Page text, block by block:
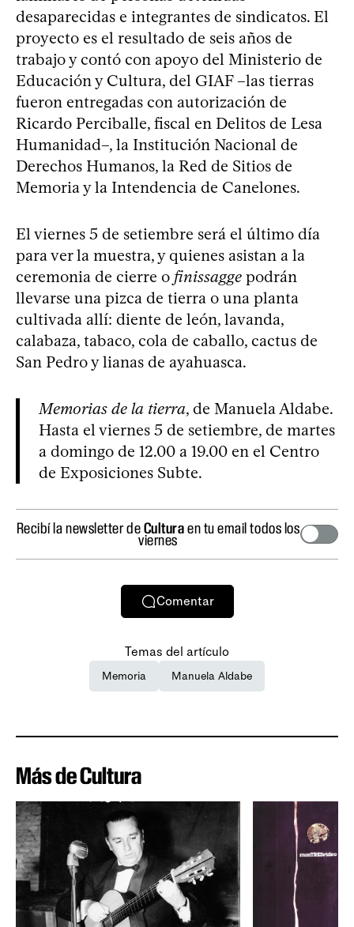
desaparecidas e integrantes de sindicatos. El
proyecto es el resultado de seis años de
trabajo y contó con apoyo del Ministerio de
Educación y Cultura, del GIAF –las tierras
fueron entregadas con autorización de
Ricardo Perciballe, fiscal en Delitos de Lesa
Humanidad–, la Institución Nacional de
Derechos Humanos, la Red de Sitios de
Memoria y la Intendencia de Canelones.
El viernes 5 de setiembre será el último día
para ver la muestra, y quienes asistan a la
ceremonia de cierre o finissagge podrán
llevarse una pizca de tierra o una planta
cultivada allí: diente de león, lavanda,
calabaza, tabaco, cola de caballo, cactus de
San Pedro y lianas de ayahuasca.
Memorias de la tierra, de Manuela Aldabe.
Hasta el viernes 5 de setiembre, de martes
a domingo de 12.00 a 19.00 en el Centro
de Exposiciones Subte.
Recibí la newsletter deCulturaen tu email todos los
viernes
Comentar
Temas del artículo
Memoria Manuela Aldabe
Más de Cultura